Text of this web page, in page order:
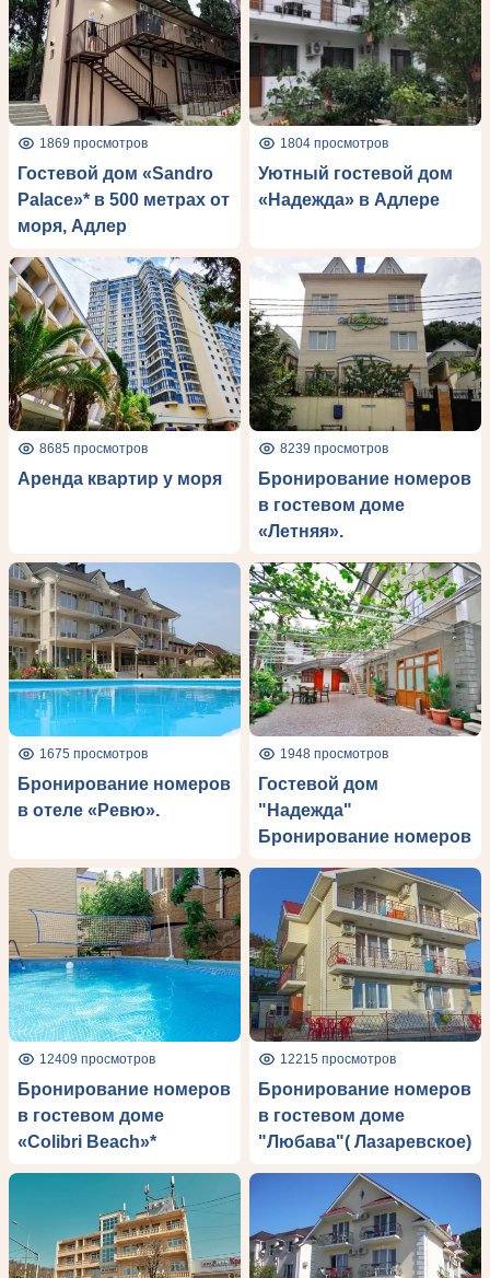
1869 просмотров
Гостевой дом «Sandro
Рalace»* в 500 метрах от
моря, Адлер
1804 просмотров
Уютный гостевой дом
«Надежда» в Адлере
8685 просмотров
Аренда квартир у моря
8239 просмотров
Бронирование номеров
в гостевом доме
«Летняя».
1675 просмотров
Бронирование номеров
в отеле «Ревю».
1948 просмотров
Гостевой дом
"Надежда"
Бронирование номеров
12409 просмотров
Бронирование номеров
в гостевом доме
«Colibri Beach»*
12215 просмотров
Бронирование номеров
в гостевом доме
"Любава"( Лазаревское)